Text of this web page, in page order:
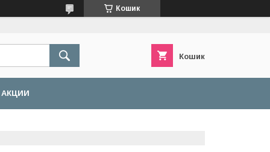
Кошик
Кошик
АКЦИИ